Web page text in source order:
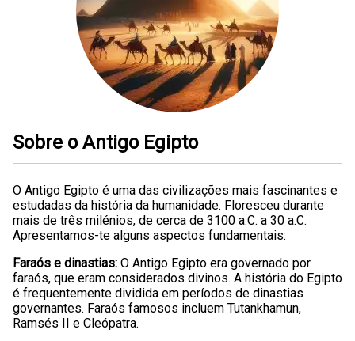
Sobre o Antigo Egipto
O Antigo Egipto é uma das civilizações mais fascinantes e
estudadas da história da humanidade. Floresceu durante
mais de três milénios, de cerca de 3100 a.C. a 30 a.C.
Apresentamos-te alguns aspectos fundamentais:
Faraós e dinastias: O Antigo Egipto era governado por
faraós, que eram considerados divinos. A história do Egipto
é frequentemente dividida em períodos de dinastias
governantes. Faraós famosos incluem Tutankhamun,
Ramsés II e Cleópatra.